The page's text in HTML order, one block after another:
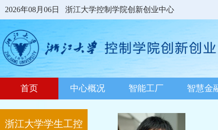
2026年08月06日 浙江大学控制学院创新创业中心
首页 中心概况 智能工厂 智慧金
浙江大学学生工控